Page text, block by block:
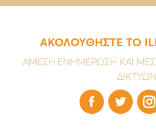
ΑΚΟΛΟΥΘΗΣΤΕ ΤΟ
ΑΜΕΣΗ ΕΝΗΜΕΡΩΣΗ ΚΑΙ
ΔΙΚΤΥΩΝ
  